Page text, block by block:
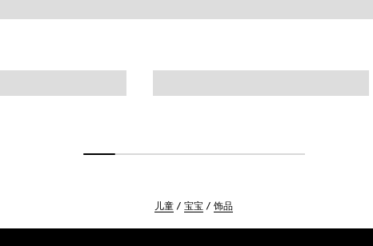
儿童 宝宝 饰品